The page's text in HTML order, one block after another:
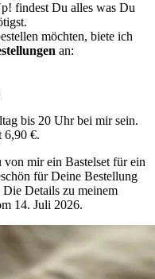
findest Du alles was Du
möchten, biete ich
an:
bis 20 Uhr bei mir sein.
6,90 €.
mir ein Bastelset für ein
für Deine Bestellung
Details zu meinem
14. Juli 2026.